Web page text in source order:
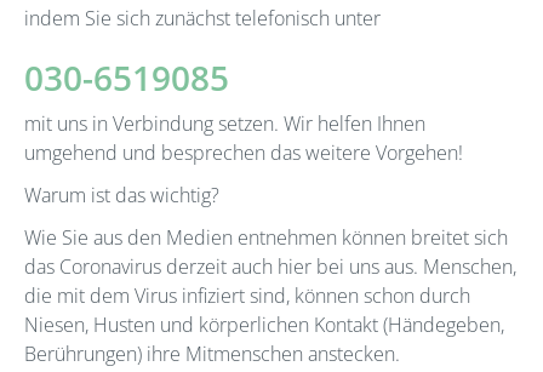
indem Sie sich zunächst telefonisch unter
030-6519085
mit uns in Verbindung setzen. Wir helfen Ihnen
umgehend und besprechen das weitere Vorgehen!
Warum ist das wichtig?
Wie Sie aus den Medien entnehmen können breitet sich
das Coronavirus derzeit auch hier bei uns aus. Menschen,
die mit dem Virus infiziert sind, können schon durch
Niesen, Husten und körperlichen Kontakt (Händegeben,
Berührungen) ihre Mitmenschen anstecken.